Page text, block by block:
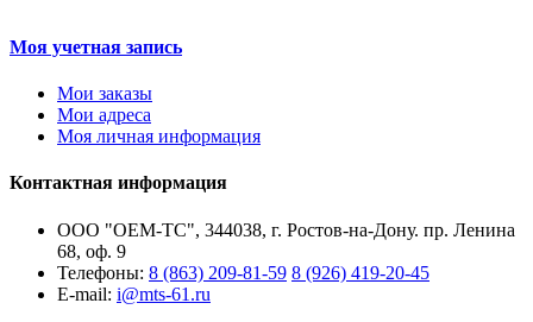
Моя учетная запись
Мои заказы
Мои адреса
Моя личная информация
Контактная информация
ООО "ОЕМ-ТС", 344038, г. Ростов-на-Дону. пр. Ленина
68, оф. 9
Телефоны: 8 (863) 209-81-59 8 (926) 419-20-45
E-mail: i@mts-61.ru